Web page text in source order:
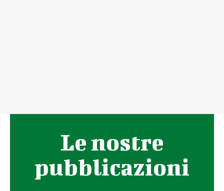
Le nostre
pubblicazioni